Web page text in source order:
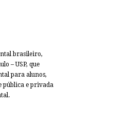
brasileiro,
– USP, que
para alunos,
pública e privada